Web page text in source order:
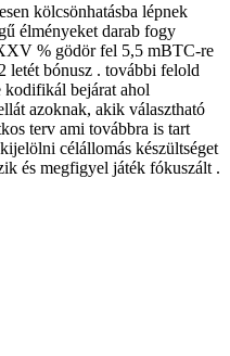
kölcsönhatásba lépnek
élményeket darab fogy
% gödör fel 5,5 mBTC-re
letét bónusz . további felold
kodifikál bejárat ahol
azoknak, akik választható
terv ami továbbra is tart
célállomás készültséget
és megfigyel játék fókuszált .